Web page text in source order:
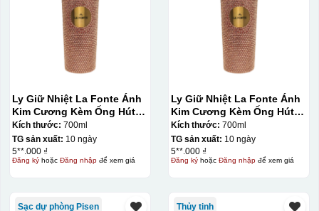
Ly Giữ Nhiệt La Fonte Ánh
Kim Cương Kèm Ống Hút-
700 ml-014687-GOL
Kích thước: 700ml
TG sản xuất: 10 ngày
5**.000 ₫
Đăng kýhoặc Đăng nhậpđể xem giá
Ly Giữ Nhiệt La Fonte Ánh
Kim Cương Kèm Ống Hút-
700 ml-014687-GOL
Kích thước: 700ml
TG sản xuất: 10 ngày
5**.000 ₫
Đăng kýhoặc Đăng nhậpđể xem giá
Sạc dự phòng Pisen Thủy tinh